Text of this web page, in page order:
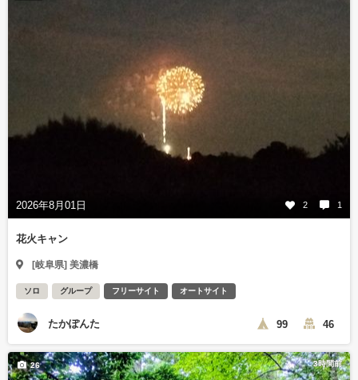
2026年8月01日 2 1
花火キャン
[岐阜県] 美濃橋
ソロ グループ フリーサイト オートサイト
たかぽんた 99 46
3時間前
26